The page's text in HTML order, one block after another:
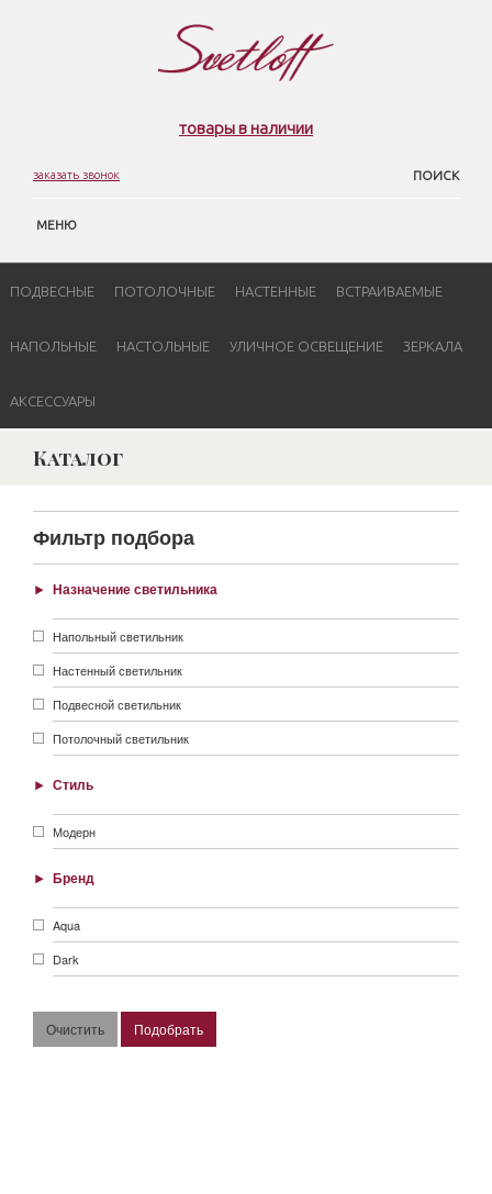
товары в наличии
заказать звонок ПОИСК
МЕНЮ
ПОДВЕСНЫЕ ПОТОЛОЧНЫЕ НАСТЕННЫЕ ВСТРАИВАЕМЫЕ
НАПОЛЬНЫЕ НАСТОЛЬНЫЕ УЛИЧНОЕ ОСВЕЩЕНИЕ ЗЕРКАЛА
АКСЕССУАРЫ
Каталог
Фильтр подбора
Назначение светильника
Напольный светильник
Настенный светильник
Подвесной светильник
Потолочный светильник
Стиль
Модерн
Бренд
Aqua
Dark